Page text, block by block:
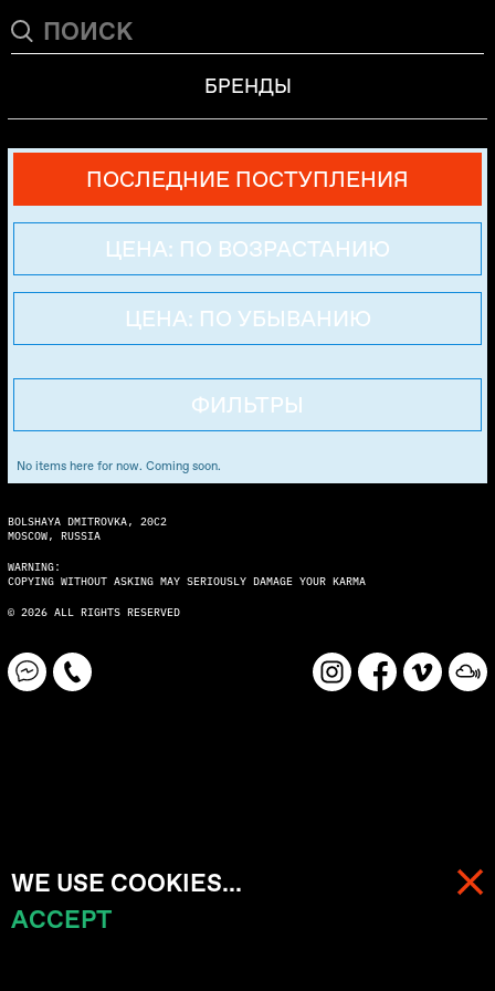
МЕНЮ
БРЕНДЫ
ПОСЛЕДНИЕ ПОСТУПЛЕНИЯ
ЦЕНА: ПО ВОЗРАСТАНИЮ
ЦЕНА: ПО УБЫВАНИЮ
ФИЛЬТРЫ
No items here for now. Coming soon.
BOLSHAYA DMITROVKA, 20C2
MOSCOW, RUSSIA
WARNING:
COPYING WITHOUT ASKING MAY SERIOUSLY DAMAGE YOUR KARMA
© 2026 ALL RIGHTS RESERVED
WE USE COOKIES...
ACCEPT